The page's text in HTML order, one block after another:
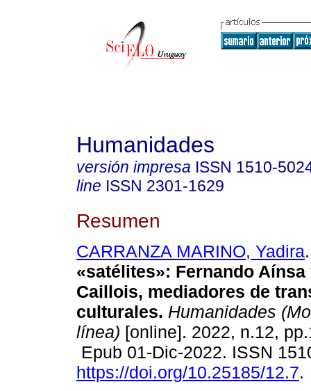
Humanidades
versión impresa ISSN 1510-
line ISSN 2301-1629
Resumen
CARRANZA MARINO, Yadira.
«satélites»: Fernando Aínsa
Caillois, mediadores de
culturales. Humanidades
línea) [online]. 2022, n.12,
Epub 01-Dic-2022. ISSN
https://doi.org/10.25185/12.7.